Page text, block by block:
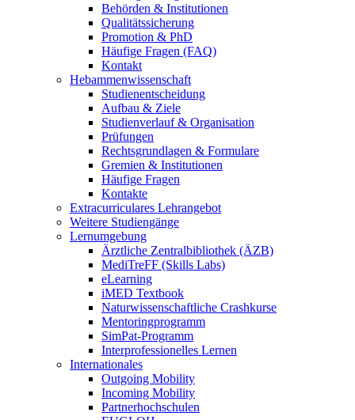
Behörden & Institutionen
Qualitätssicherung
Promotion & PhD
Häufige Fragen (FAQ)
Kontakt
Hebammenwissenschaft
Studienentscheidung
Aufbau & Ziele
Studienverlauf & Organisation
Prüfungen
Rechtsgrundlagen & Formulare
Gremien & Institutionen
Häufige Fragen
Kontakte
Extracurriculares Lehrangebot
Weitere Studiengänge
Lernumgebung
Ärztliche Zentralbibliothek (ÄZB)
MediTreFF (Skills Labs)
eLearning
iMED Textbook
Naturwissenschaftliche Crashkurse
Mentoringprogramm
SimPat-Programm
Interprofessionelles Lernen
Internationales
Outgoing Mobility
Incoming Mobility
Partnerhochschulen